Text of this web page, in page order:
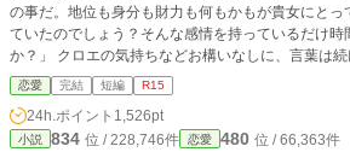
の事だ。地位も身分も財力も何もかもが貴女にと
ていたのでしょう？そんな感情を持っているだけ時
か？」 クロエの気持ちなどお構いなしに、言葉は続けられる。既に想い人がい
る。気持ちが迷惑。諦めろ。時間の無駄。彼は止ま
く度に、まるで弾丸のように心を抉っていった。 ＊＊＊＊＊＊ ・執筆時間空け
てしまった間に途中過程が気に食わなくなったので
しています。
恋愛 完結 短編 R15
24h.ポイント 1,526pt
小説 834 位 / 228,746件 恋愛 480 位 / 66,363件